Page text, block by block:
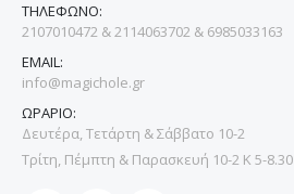
ΤΗΛΕΦΩΝΟ:
2107010472 & 2114063702 & 6985033163
EMAIL:
info@magichole.gr
ΩΡΑΡΙΟ:
Δευτέρα, Τετάρτη & Σάββατο 10-2
Τρίτη, Πέμπτη & Παρασκευή 10-2 Κ 5-8.30